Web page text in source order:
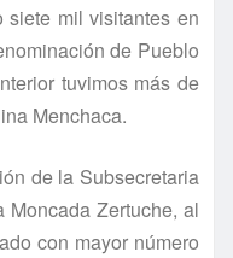
mil visitantes en
de Pueblo
tuvimos más de
Menchaca.
de la Subsecretaria
Moncada Zertuche, al
con mayor número